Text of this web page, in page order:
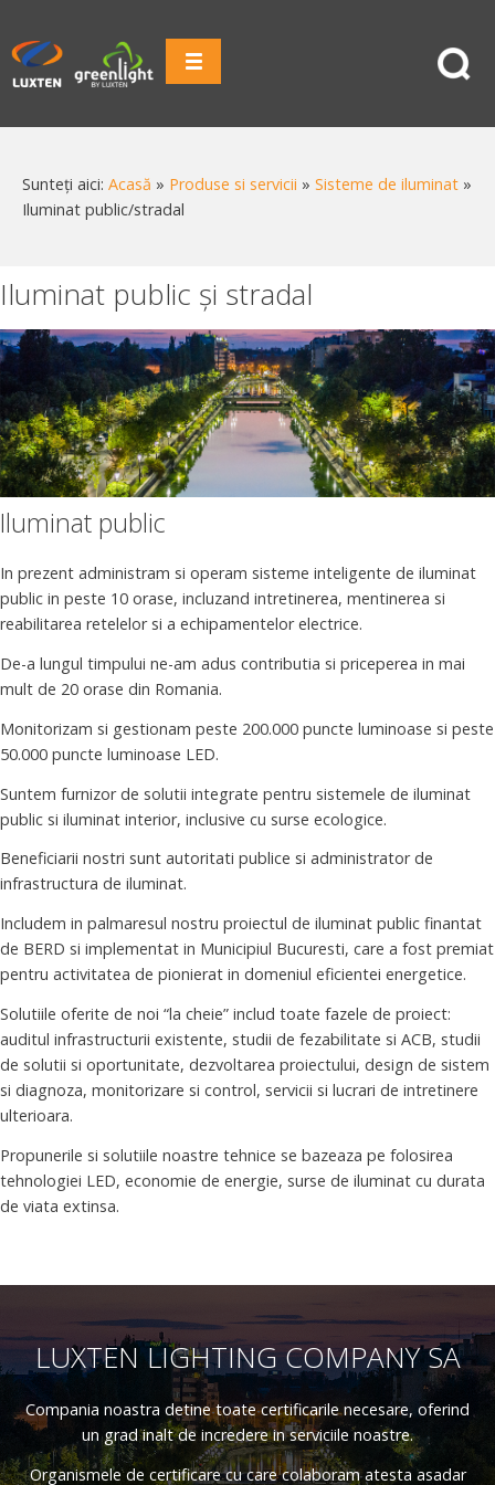
Sunteți aici: Acasă » Produse si servicii » Sisteme de iluminat »
Iluminat public/stradal
Iluminat public și stradal
Iluminat public
In prezent administram si operam sisteme inteligente de iluminat
public in peste 10 orase, incluzand intretinerea, mentinerea si
reabilitarea retelelor si a echipamentelor electrice.
De-a lungul timpului ne-am adus contributia si priceperea in mai
mult de 20 orase din Romania.
Monitorizam si gestionam peste 200.000 puncte luminoase si peste
50.000 puncte luminoase LED.
Suntem furnizor de solutii integrate pentru sistemele de iluminat
public si iluminat interior, inclusive cu surse ecologice.
Beneficiarii nostri sunt autoritati publice si administrator de
infrastructura de iluminat.
Includem in palmaresul nostru proiectul de iluminat public finantat
de BERD si implementat in Municipiul Bucuresti, care a fost premiat
pentru activitatea de pionierat in domeniul eficientei energetice.
Solutiile oferite de noi “la cheie” includ toate fazele de proiect:
auditul infrastructurii existente, studii de fezabilitate si ACB, studii
de solutii si oportunitate, dezvoltarea proiectului, design de sistem
si diagnoza, monitorizare si control, servicii si lucrari de intretinere
ulterioara.
Propunerile si solutiile noastre tehnice se bazeaza pe folosirea
tehnologiei LED, economie de energie, surse de iluminat cu durata
de viata extinsa.
LUXTEN LIGHTING COMPANY SA
Compania noastra detine toate certificarile necesare, oferind
un grad inalt de incredere in serviciile noastre.
Organismele de certificare cu care colaboram atesta asadar